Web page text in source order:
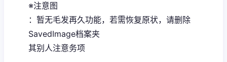
※注意图
：暂无毛发再久功能，若需恢复原状，请删除
SavedImage档案夹
其别人注意务项